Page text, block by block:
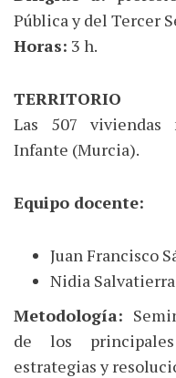
Pública y del Tercer
Horas: 3 h.
TERRITORIO
Las 507
Infante (Murcia).
Equipo docente:
Juan Francisco
Nidia
Metodología:
de los
estrategias y